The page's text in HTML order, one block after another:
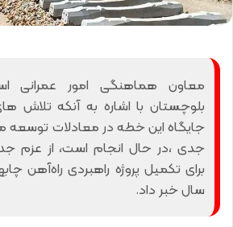
معاون هماهنگی امور عمرانی
بلوچستان با اشاره به آنکه تلاش
جایگاه این خطه در معادلات توسعه
جدی ،در حال انجام است، از عزم
برای تکمیل پروژه راهبردی راه‌آهن
سال خبر داد.